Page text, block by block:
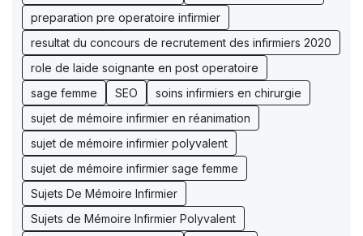
preparation pre operatoire infirmier
resultat du concours de recrutement des infirmiers 2020
role de laide soignante en post operatoire
sage femme
SEO
soins infirmiers en chirurgie
sujet de mémoire infirmier en réanimation
sujet de mémoire infirmier polyvalent
sujet de mémoire infirmier sage femme
Sujets De Mémoire Infirmier
Sujets de Mémoire Infirmier Polyvalent